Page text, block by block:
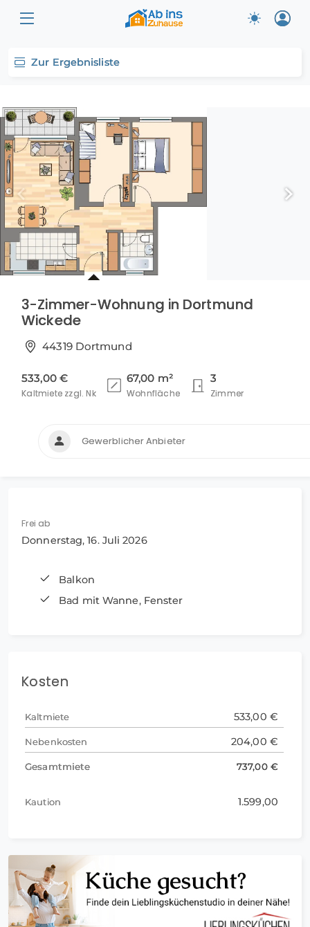
Zur Ergebnisliste
Gewerblicher Anbieter
3-Zimmer-Wohnung in Dortmund
Wickede
44319 Dortmund
533,00 €
Kaltmiete zzgl. Nk
67,00 m²
Wohnfläche
3
Zimmer
Frei ab
Donnerstag, 16. Juli 2026
Balkon
Bad mit Wanne, Fenster
Kosten
Kaltmiete 533,00 €
Nebenkosten 204,00 €
Gesamtmiete 737,00 €
Kaution 1.599,00